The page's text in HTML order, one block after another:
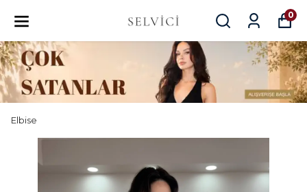
0
Elbise